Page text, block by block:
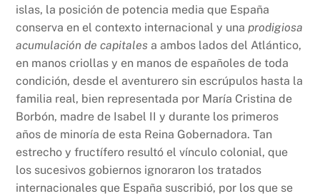
islas, la posición de potencia media que España
conserva en el contexto internacional y unaprodigiosa
acumulación de capitales a ambos lados del Atlántico,
en manos criollas y en manos de españoles de toda
condición, desde el aventurero sin escrúpulos hasta la
familia real, bien representada por María Cristina de
Borbón, madre de Isabel II y durante los primeros
años de minoría de esta Reina Gobernadora. Tan
estrecho y fructífero resultó el vínculo colonial, que
los sucesivos gobiernos ignoraron los tratados
internacionales que España suscribió, por los que se